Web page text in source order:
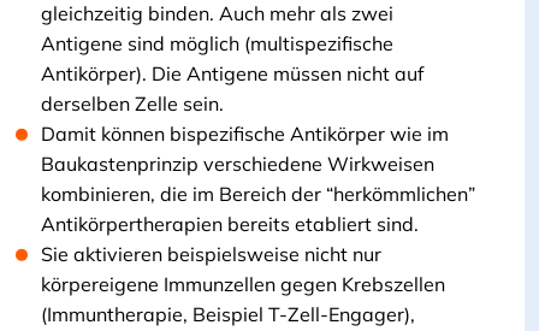
gleichzeitig binden. Auch mehr als zwei
Antigene sind möglich (multispezifische
Antikörper). Die Antigene müssen nicht auf
derselben Zelle sein.
Damit können bispezifische Antikörper wie im
Baukastenprinzip verschiedene Wirkweisen
kombinieren, die im Bereich der “herkömmlichen”
Antikörpertherapien bereits etabliert sind.
Sie aktivieren beispielsweise nicht nur
körpereigene Immunzellen gegen Krebszellen
(Immuntherapie, Beispiel T-Zell-Engager),